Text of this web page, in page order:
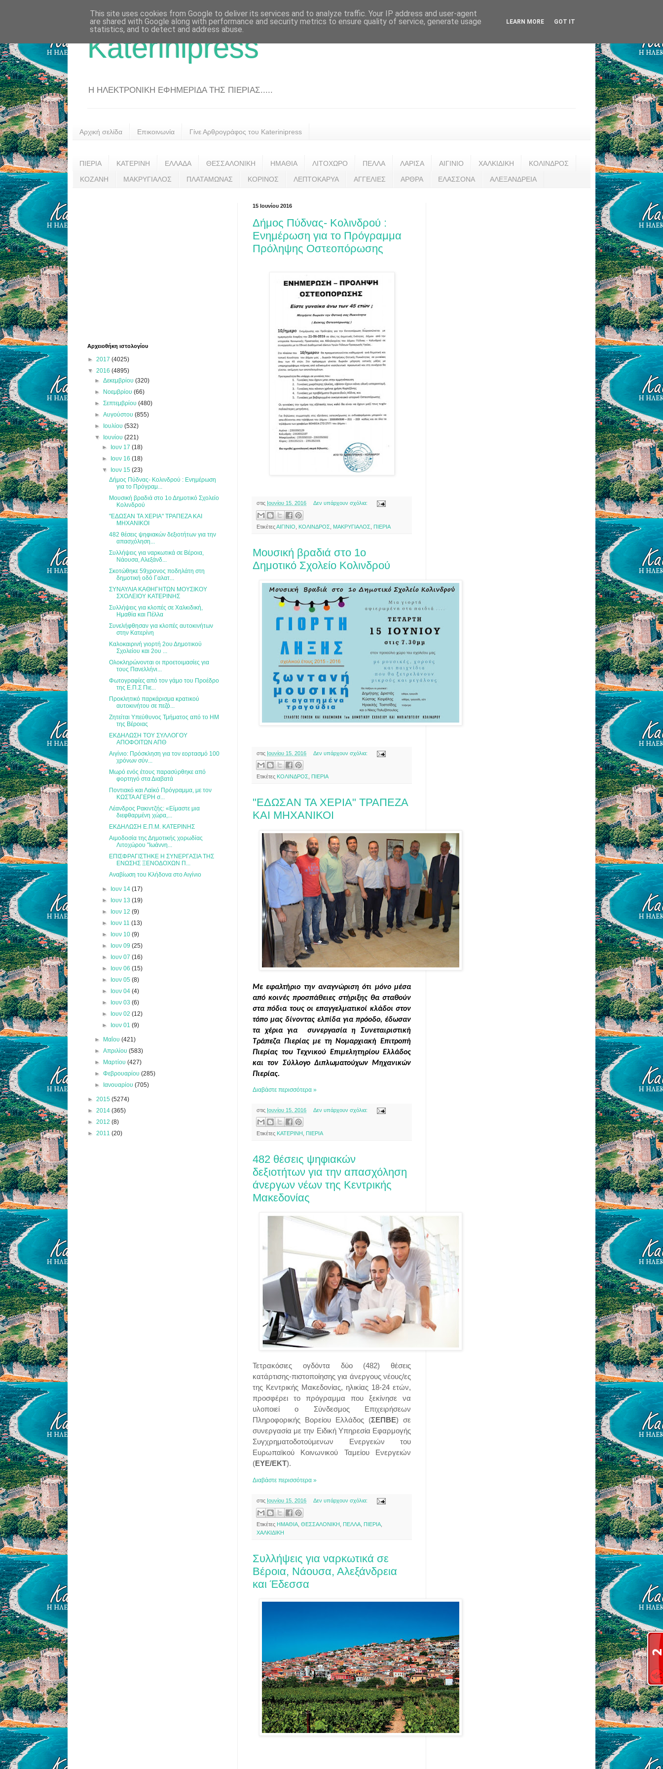
Katerinipress
Η ΗΛΕΚΤΡΟΝΙΚΗ ΕΦΗΜΕΡΙΔΑ ΤΗΣ ΠΙΕΡΙΑΣ.....
Αρχική σελίδα Επικοινωνία Γίνε Αρθρογράφος του Katerinipress
ΠΙΕΡΙΑ ΚΑΤΕΡΙΝΗ ΕΛΛΑΔΑ ΘΕΣΣΑΛΟΝΙΚΗ ΗΜΑΘΙΑ ΛΙΤΟΧΩΡΟ ΠΕΛΛΑ ΛΑΡΙΣΑ ΑΙΓΙΝΙΟ ΧΑΛΚΙΔΙΚΗ ΚΟΛΙΝΔΡΟΣ
ΚΟΖΑΝΗ ΜΑΚΡΥΓΙΑΛΟΣ ΠΛΑΤΑΜΩΝΑΣ ΚΟΡΙΝΟΣ ΛΕΠΤΟΚΑΡΥΑ ΑΓΓΕΛΙΕΣ ΑΡΘΡΑ ΕΛΑΣΣΟΝΑ ΑΛΕΞΑΝΔΡΕΙΑ
15 Ιουνίου 2016
Δήμος Πύδνας- Κολινδρού :
Ενημέρωση για το Πρόγραμμα
Πρόληψης Οστεοπόρωσης
στις Ιουνίου 15, 2016 Δεν υπάρχουν σχόλια:
ΕτικέτεςΑΙΓΙΝΙΟ ΚΟΛΙΝΔΡΟΣ ΜΑΚΡΥΓΙΑΛΟΣ ΠΙΕΡΙΑ
Μουσική βραδιά στο 1ο
Δημοτικό Σχολείο Κολινδρού
στις Ιουνίου 15, 2016 Δεν υπάρχουν σχόλια:
Ετικέτες ΚΟΛΙΝΔΡΟΣ ΠΙΕΡΙΑ
"ΕΔΩΣΑΝ ΤΑ ΧΕΡΙΑ" ΤΡΑΠΕΖΑ
ΚΑΙ ΜΗΧΑΝΙΚΟΙ
Με εφαλτήριο την αναγνώριση ότι μόνο μέσα
από κοινές προσπάθειες στήριξης θα σταθούν
στα πόδια τους οι επαγγελματικοί κλάδοι στον
τόπο μας δίνοντας ελπίδα για πρόοδο, έδωσαν
τα χέρια για  συνεργασία η Συνεταιριστική
Τράπεζα Πιερίας με τη Νομαρχιακή Επιτροπή
Πιερίας του Τεχνικού Επιμελητηρίου Ελλάδος
και τον Σύλλογο Διπλωματούχων Μηχανικών
Πιερίας.
Διαβάστε περισσότερα »
στις Ιουνίου 15, 2016 Δεν υπάρχουν σχόλια:
Ετικέτες ΚΑΤΕΡΙΝΗ ΠΙΕΡΙΑ
482 θέσεις ψηφιακών
δεξιοτήτων για την απασχόληση
άνεργων νέων της Κεντρικής
Μακεδονίας
Τετρακόσιες ογδόντα δύο (482) θέσεις
κατάρτισης-πιστοποίησης για άνεργους νέους/ες
της Κεντρικής Μακεδονίας, ηλικίας 18-24 ετών,
προσφέρει το πρόγραμμα που ξεκίνησε να
υλοποιεί ο Σύνδεσμος Επιχειρήσεων
Πληροφορικής Βορείου Ελλάδος (ΣΕΠΒΕ) σε
συνεργασία με την Ειδική Υπηρεσία Εφαρμογής
Συγχρηματοδοτούμενων Ενεργειών του
Ευρωπαϊκού Κοινωνικού Ταμείου Ενεργειών
(ΕΥΕ/ΕΚΤ).
Διαβάστε περισσότερα »
στις Ιουνίου 15, 2016 Δεν υπάρχουν σχόλια:
Ετικέτες ΗΜΑΘΙΑ ΘΕΣΣΑΛΟΝΙΚΗ ΠΕΛΛΑ ΠΙΕΡΙΑ
ΧΑΛΚΙΔΙΚΗ
Συλλήψεις για ναρκωτικά σε
Βέροια, Νάουσα, Αλεξάνδρεια
και Έδεσσα
Αρχειοθήκη ιστολογίου
► 2017 (4025)
▼ 2016 (4895)
►Δεκεμβρίου(320)
► Νοεμβρίου(66)
►Σεπτεμβρίου(480)
►Αυγούστου(855)
► Ιουλίου(532)
▼ Ιουνίου(221)
► Ιουν 17 (18)
► Ιουν 16 (18)
▼ Ιουν 15 (23)
Δήμος Πύδνας- Κολινδρού : Ενημέρωση
για το Πρόγραμ...
Μουσική βραδιά στο 1ο Δημοτικό Σχολείο
Κολινδρού
"ΕΔΩΣΑΝ ΤΑ ΧΕΡΙΑ" ΤΡΑΠΕΖΑ ΚΑΙ
ΜΗΧΑΝΙΚΟΙ
482 θέσεις ψηφιακών δεξιοτήτων για την
απασχόληση...
Συλλήψεις για ναρκωτικά σε Βέροια,
Νάουσα, Αλεξάνδ...
Σκοτώθηκε 59χρονος ποδηλάτη στη
δημοτική οδό Γαλατ...
ΣΥΝΑΥΛΙΑ ΚΑΘΗΓΗΤΩΝ ΜΟΥΣΙΚΟΥ
ΣΧΟΛΕΙΟΥ ΚΑΤΕΡΙΝΗΣ
Συλλήψεις για κλοπές σε Χαλκιδική,
Ημαθία και Πέλλα
Συνελήφθησαν για κλοπές αυτοκινήτων
στην Κατερίνη
Καλοκαιρινή γιορτή 2ου Δημοτικού
Σχολείου και 2ου ...
Ολοκληρώνονται οι προετοιμασίες για
τους Πανελλήνι...
Φωτογραφίες από τον γάμο του Προέδρο
της Ε.Π.Σ Πιε...
Προκλητικό παρκάρισμα κρατικού
αυτοκινήτου σε πεζό...
Ζητείται Υπεύθυνος Τμήματος από το HM
της Βέροιας
ΕΚΔΗΛΩΣΗ ΤΟΥ ΣΥΛΛΟΓΟΥ
ΑΠΟΦΟΙΤΩΝ ΑΠΘ
Αιγίνιο: Πρόσκληση για τον εορτασμό 100
χρόνων σύν...
Μωρό ενός έτους παρασύρθηκε από
φορτηγό στα Διαβατά
Ποντιακό και Λαϊκό Πρόγραμμα, με τον
ΚΩΣΤΑ ΑΓΕΡΗ σ...
Λέανδρος Ρακιντζής: «Είμαστε μια
διεφθαρμένη χώρα,...
ΕΚΔΗΛΩΣΗ Ε.Π.Μ. ΚΑΤΕΡΙΝΗΣ
Αιμοδοσία της Δημοτικής χορωδίας
Λιτοχώρου "Ιωάννη...
ΕΠΙΣΦΡΑΓΙΣΤΗΚΕ Η ΣΥΝΕΡΓΑΣΙΑ ΤΗΣ
ΕΝΩΣΗΣ ΞΕΝΟΔΟΧΩΝ Π...
Αναβίωση του Κλήδονα στο Αιγίνιο
► Ιουν 14 (17)
► Ιουν 13 (19)
► Ιουν 12 (9)
► Ιουν 11 (13)
► Ιουν 10 (9)
► Ιουν 09 (25)
► Ιουν 07 (16)
► Ιουν 06 (15)
► Ιουν 05 (8)
► Ιουν 04 (4)
► Ιουν 03 (6)
► Ιουν 02 (12)
► Ιουν 01 (9)
► Μαΐου(421)
►Απριλίου(583)
► Μαρτίου(427)
►Φεβρουαρίου(285)
► Ιανουαρίου(705)
► 2015 (5274)
► 2014 (365)
► 2012 (8)
► 2011 (20)
This site uses cookies from Google to deliver its services and to analyze traffic. Your IP address and user-agent
are shared with Google along with performance and security metrics to ensure quality of service, generate usage
statistics, and to detect and address abuse.
LEARN MORE GOT IT